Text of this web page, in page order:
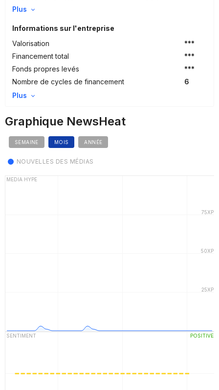
Plus
Informations sur l'entreprise
Valorisation
***
Financement total
***
Fonds propres levés
***
Nombre de cycles de financement
6
Plus
Graphique NewsHeat
SEMAINE MOIS ANNÉE
NOUVELLES DES MÉDIAS